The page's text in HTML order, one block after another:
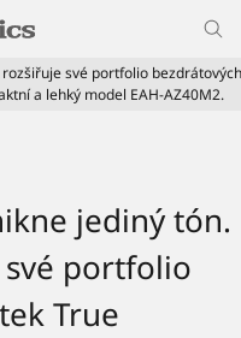
své portfolio bezdrátových
a lehký model EAH-AZ40M2.
jediný tón.
portfolio
True